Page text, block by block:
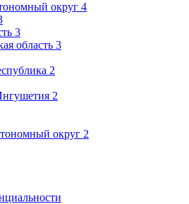
округ 4
3
область 3
2
2
округ 2